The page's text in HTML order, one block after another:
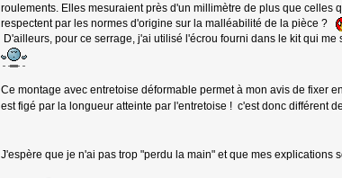
roulements. Elles mesuraient près d'un millimètre de plus que celles
respectent par les normes d'origine sur la malléabilité de la pièce ?
D'ailleurs, pour ce serrage, j'ai utilisé l'écrou fourni dans le kit qui
Ce montage avec entretoise déformable permet à mon avis de fixer
est figé par la longueur atteinte par l'entretoise ! c'est donc différent
J'espère que je n'ai pas trop "perdu la main" et que mes explications